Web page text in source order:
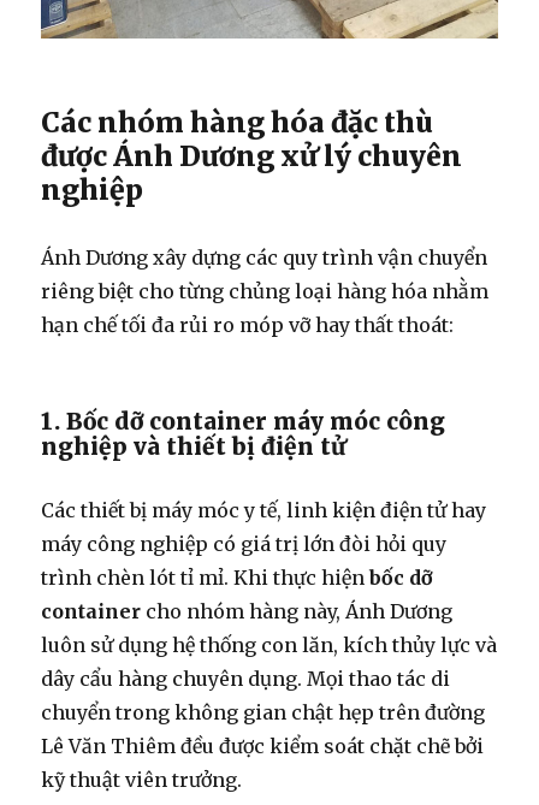
Các nhóm hàng hóa đặc thù
được Ánh Dương xử lý chuyên
nghiệp
Ánh Dương xây dựng các quy trình vận chuyển
riêng biệt cho từng chủng loại hàng hóa nhằm
hạn chế tối đa rủi ro móp vỡ hay thất thoát:
1. Bốc dỡ container máy móc công
nghiệp và thiết bị điện tử
Các thiết bị máy móc y tế, linh kiện điện tử hay
máy công nghiệp có giá trị lớn đòi hỏi quy
trình chèn lót tỉ mỉ. Khi thực hiệnbốc dỡ
container cho nhóm hàng này, Ánh Dương
luôn sử dụng hệ thống con lăn, kích thủy lực và
dây cẩu hàng chuyên dụng. Mọi thao tác di
chuyển trong không gian chật hẹp trên đường
Lê Văn Thiêm đều được kiểm soát chặt chẽ bởi
kỹ thuật viên trưởng.